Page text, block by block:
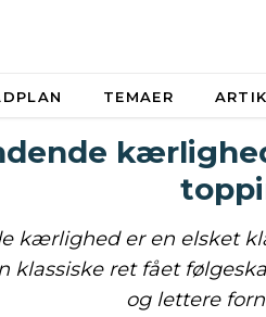
TEMAER
kærlighed er en elsket
klassiske ret fået
og lettere